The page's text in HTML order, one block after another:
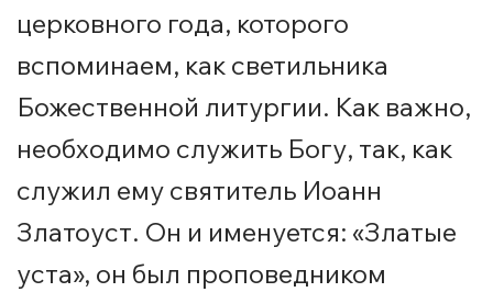
церковного года, которого
вспоминаем, как светильника
Божественной литургии. Как важно,
необходимо служить Богу, так, как
служил ему святитель Иоанн
Златоуст. Он и именуется: «Златые
уста», он был проповедником